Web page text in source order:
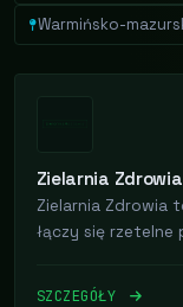
Warmińsko-
Zielarnia Zdrowia
Zielarnia Zdrowia
łączy się
SZCZEGÓŁY